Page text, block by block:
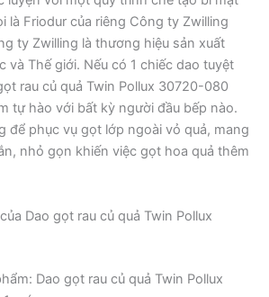
là Friodur của riêng Công ty Zwilling
ty Zwilling là thương hiệu sản xuất
và Thế giới. Nếu có 1 chiếc dao tuyệt
rau củ quả Twin Pollux 30720-080
tự hào với bất kỳ người đầu bếp nào.
để phục vụ gọt lớp ngoài vỏ quả, mang
nhỏ gọn khiến việc gọt hoa quả thêm
Dao gọt rau củ quả Twin Pollux
Dao gọt rau củ quả Twin Pollux